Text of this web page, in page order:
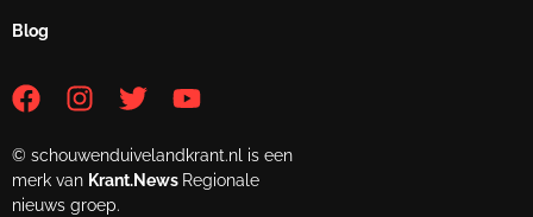
Blog
© schouwenduivelandkrant.nl is een
merk van Krant.News Regionale
nieuws groep.